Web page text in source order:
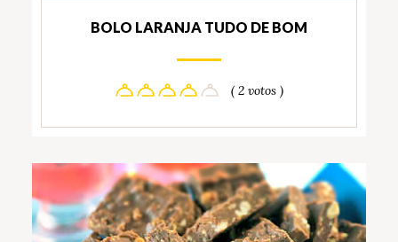
BOLO LARANJA TUDO DE BOM
( 2 votos )